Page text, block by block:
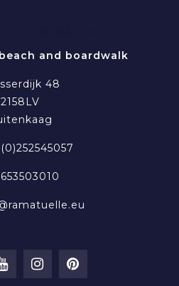
and boardwalk
48
2158LV